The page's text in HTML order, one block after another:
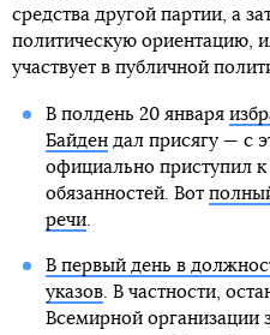
средства другой партии, а
политическую ориентацию,
участвует в публичной
В полдень 20 января
Байдендал присягу — с
официально приступил
обязанностей. Вот
речи.
В первый день в
указов. В частности,
Всемирной организации